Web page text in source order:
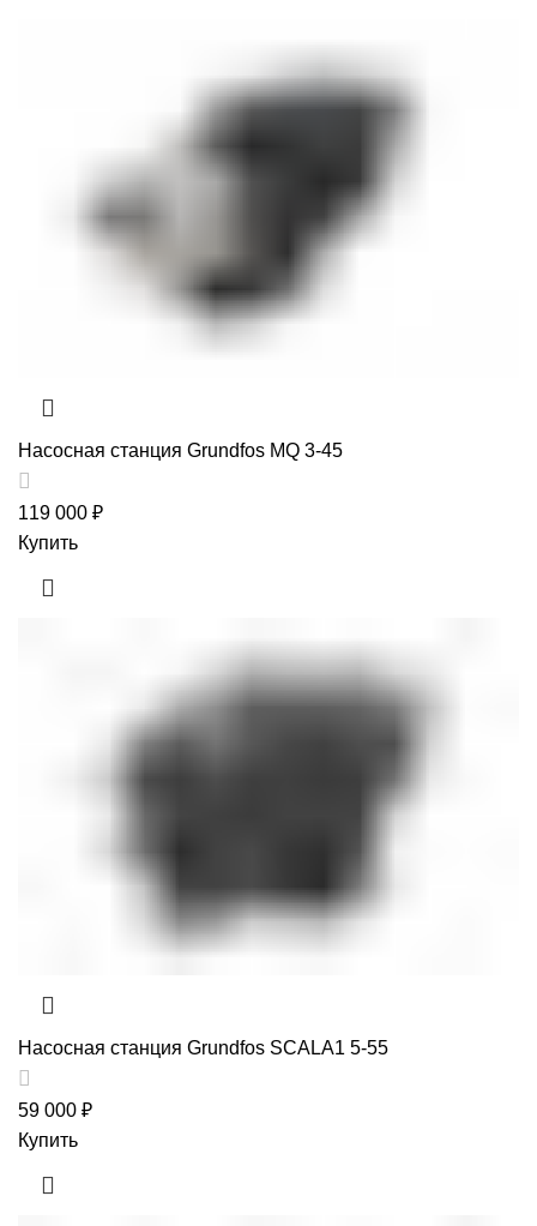
Насосная станция Grundfos MQ 3-45
119 000 ₽
Купить
Насосная станция Grundfos SCALA1 5-55
59 000 ₽
Купить